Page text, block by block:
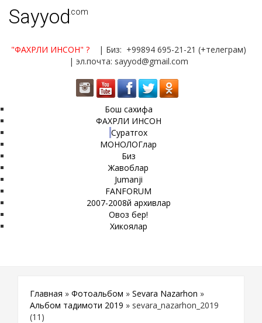
Sayyod.com
"ФАХРЛИ ИНСОН" ?
| Биз: +99894 695-21-21 (+телеграм)
| эл.почта: sayyod@gmail.com
Бош сахифа
ФАХРЛИ ИНСОН
Суратгох
МОНОЛОГлар
Биз
Жавоблар
Jumanji
FANFORUM
2007-2008й архивлар
Овоз бер!
Хикоялар
Главная » Фотоальбом » Sevara Nazarhon »
Альбом тақдимоти 2019 » sevara_nazarhon_2019
(11)